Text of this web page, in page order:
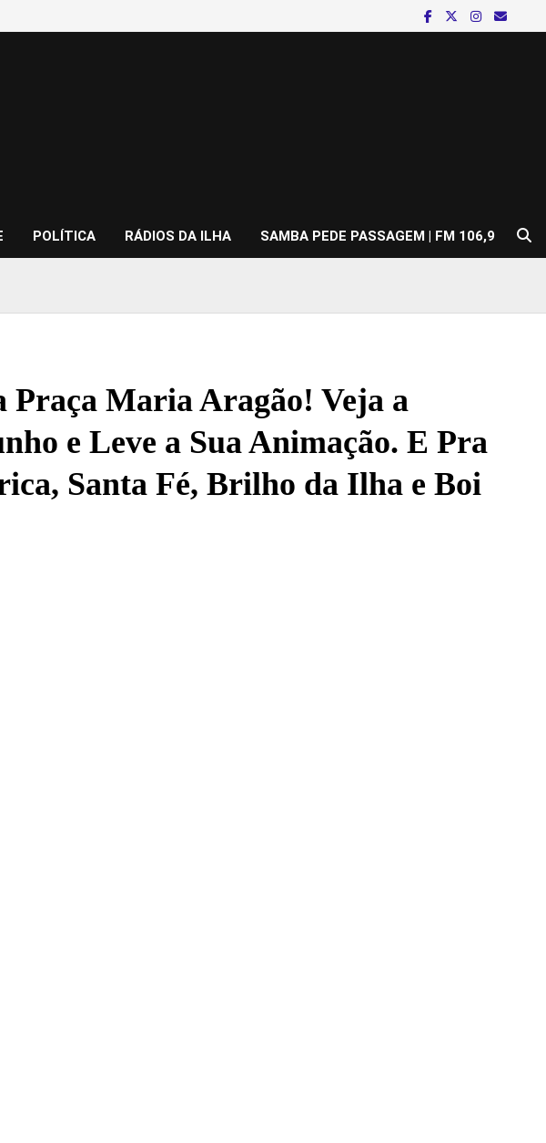
POLÍTICA RÁDIOS DA ILHA SAMBA PEDE PASSAGEM | FM 106,9
Praça Maria Aragão! Veja a
e Leve a Sua Animação. E Pra
Santa Fé, Brilho da Ilha e Boi